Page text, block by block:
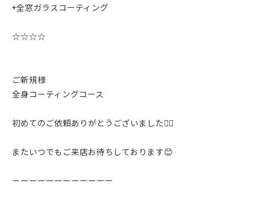
+全窓ガラスコーティング
☆☆☆☆
ご新規様
全身コーティングコース
初めてのご依頼ありがとうございました🙇‍♂️
またいつでもご来店お待ちしております😊
ーーーーーーーーーーーー